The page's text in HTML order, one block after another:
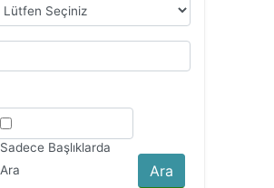
Sadece Başlıklarda
Ara